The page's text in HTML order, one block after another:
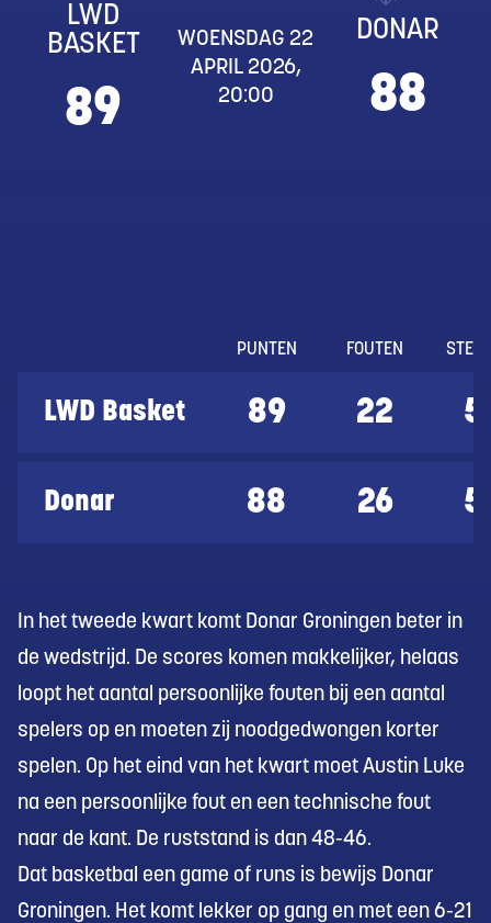
LWD
BASKET
89
WOENSDAG 22
APRIL 2026,
20:00
DONAR
88
PUNTEN FOUTEN
LWD Basket 89 22 5
Donar 88 26 5
In het tweede kwart komt Donar Groningen beter in
de wedstrijd. De scores komen makkelijker, helaas
loopt het aantal persoonlijke fouten bij een aantal
spelers op en moeten zij noodgedwongen korter
spelen. Op het eind van het kwart moet Austin Luke
na een persoonlijke fout en een technische fout
naar de kant. De ruststand is dan 48-46.
Dat basketbal een game of runs is bewijs Donar
Groningen. Het komt lekker op gang en met een 6-21